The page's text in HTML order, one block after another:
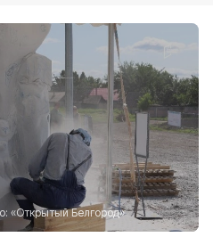
«Открытый Белгород»